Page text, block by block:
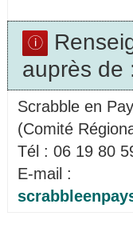
auprès de
Scrabble en
(Comité
Tél : 06 19 80
E-mail :